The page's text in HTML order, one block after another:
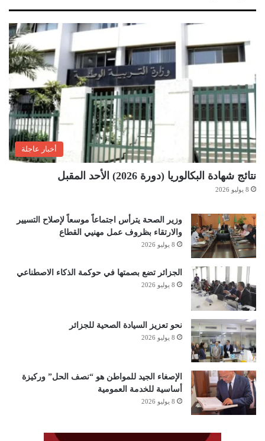
أخبار عاجلة
نتائج شهادة البكالوريا (دورة 2026) الأحد المقبل
8 يوليو 2026
وزير الصحة يترأس اجتماعاً موسعاً لإصلاح التسيير
والارتقاء بظروف عمل مهنيي القطاع
8 يوليو 2026
الجزائر تضع بصمتها في حوكمة الذكاء الاصطناعي
8 يوليو 2026
نحو تعزيز السيادة الصحية للجزائر
8 يوليو 2026
الإصغاء الجيد للمواطن هو “نصف الحل” وركيزة
أساسية للخدمة العمومية
8 يوليو 2026